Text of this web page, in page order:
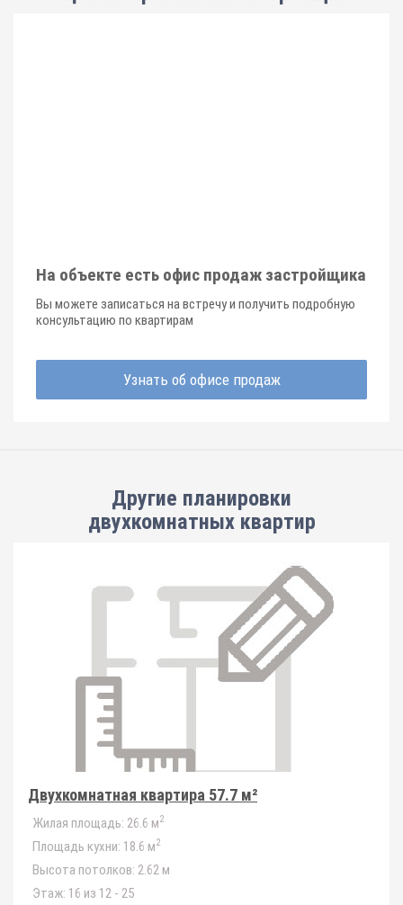
На объекте есть офис продаж застройщика
Вы можете записаться на встречу и получить подробную
консультацию по квартирам
Узнать об офисе продаж
Другие планировки
двухкомнатных квартир
Двухкомнатная квартира 57.7 м²
Жилая площадь: 26.6 м2
Площадь кухни: 18.6 м2
Высота потолков: 2.62 м
Этаж: 16 из 12 - 25